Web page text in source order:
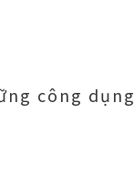
công dụng